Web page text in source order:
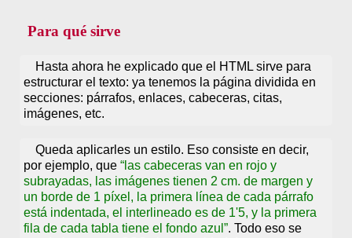
Para qué sirve
Hasta ahora he explicado que el HTML sirve para
estructurar el texto: ya tenemos la página dividida en
secciones: párrafos, enlaces, cabeceras, citas,
imágenes, etc.
Queda aplicarles un estilo. Eso consiste en decir,
por ejemplo, que
las cabeceras van en rojo y
subrayadas, las imágenes tienen 2 cm. de margen y
un borde de 1 píxel, la primera línea de cada párrafo
está indentada, el interlineado es de 1'5, y la primera
fila de cada tabla tiene el fondo azul
. Todo eso se